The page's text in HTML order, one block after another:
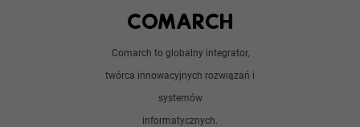
Comarch to globalny integrator,
twórca innowacyjnych rozwiązań i
systemów
informatycznych.
Doświadczeni programiści